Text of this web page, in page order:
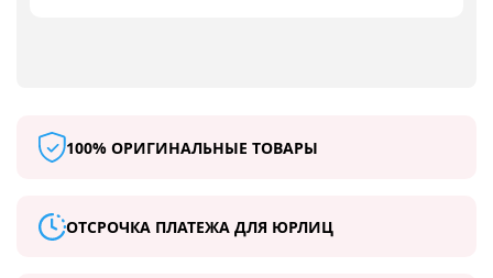
100% ОРИГИНАЛЬНЫЕ ТОВАРЫ
ОТСРОЧКА ПЛАТЕЖА ДЛЯ ЮРЛИЦ